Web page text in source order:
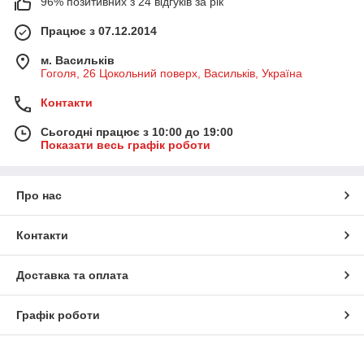
Працює з 07.12.2014
м. Васильків
Гоголя, 26 Цокольний поверх, Васильків, Україна
Контакти
Сьогодні працює з 10:00 до 19:00
Показати весь графік роботи
Про нас
Контакти
Доставка та оплата
Графік роботи